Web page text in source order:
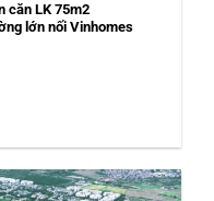
căn LK 75m2
lớn nối Vinhomes